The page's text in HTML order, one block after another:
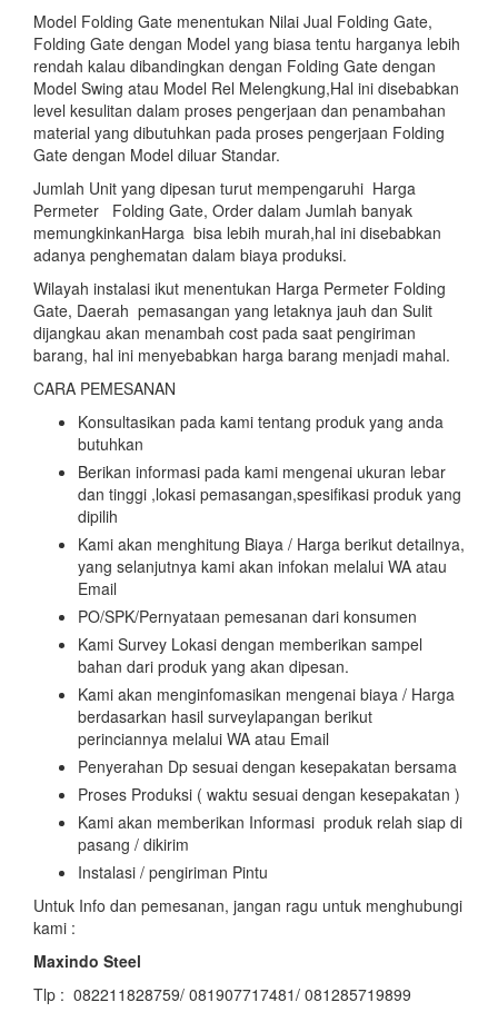
Model Folding Gate menentukan Nilai Jual Folding Gate,
Folding Gate dengan Model yang biasa tentu harganya lebih
rendah kalau dibandingkan dengan Folding Gate dengan
Model Swing atau Model Rel Melengkung,Hal ini disebabkan
level kesulitan dalam proses pengerjaan dan penambahan
material yang dibutuhkan pada proses pengerjaan Folding
Gate dengan Model diluar Standar.
Jumlah Unit yang dipesan turut mempengaruhi Harga
Permeter Folding Gate, Order dalam Jumlah banyak
memungkinkanHarga bisa lebih murah,hal ini disebabkan
adanya penghematan dalam biaya produksi.
Wilayah instalasi ikut menentukan Harga Permeter Folding
Gate, Daerah pemasangan yang letaknya jauh dan Sulit
dijangkau akan menambah cost pada saat pengiriman
barang, hal ini menyebabkan harga barang menjadi mahal.
CARA PEMESANAN
Konsultasikan pada kami tentang produk yang anda
butuhkan
Berikan informasi pada kami mengenai ukuran lebar
dan tinggi ,lokasi pemasangan,spesifikasi produk yang
dipilih
Kami akan menghitung Biaya / Harga berikut detailnya,
yang selanjutnya kami akan infokan melalui WA atau
Email
PO/SPK/Pernyataan pemesanan dari konsumen
Kami Survey Lokasi dengan memberikan sampel
bahan dari produk yang akan dipesan.
Kami akan menginfomasikan mengenai biaya / Harga
berdasarkan hasil surveylapangan berikut
perinciannya melalui WA atau Email
Penyerahan Dp sesuai dengan kesepakatan bersama
Proses Produksi ( waktu sesuai dengan kesepakatan )
Kami akan memberikan Informasi produk relah siap di
pasang / dikirim
Instalasi / pengiriman Pintu
Untuk Info dan pemesanan, jangan ragu untuk menghubungi
kami :
Maxindo Steel
Tlp : 082211828759/ 081907717481/ 081285719899